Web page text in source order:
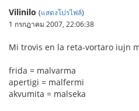
Vilinilo (แสดงโปรไฟล์)
1 กรกฎาคม 2007, 22:06:38
Mi trovis en la reta-vortaro iujn
frida = malvarma
apertigi = malfermi
akvumita = malseka